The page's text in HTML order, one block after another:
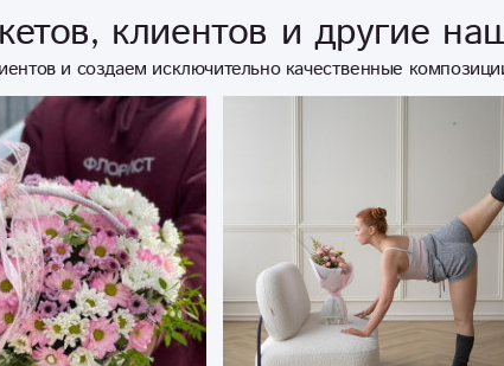
клиентов и другие
и создаем исключительно качественные